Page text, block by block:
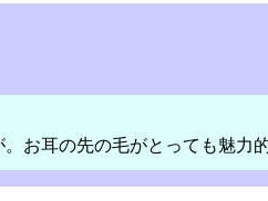
お耳の先の毛がとっても魅力